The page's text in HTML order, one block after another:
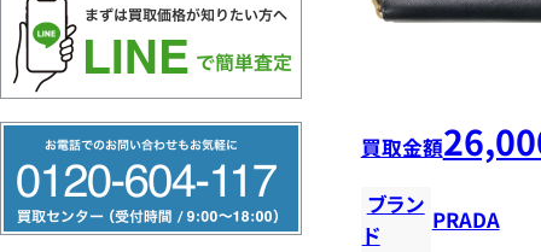
リ
ー
買取金額
ブラン
ド
PRADA